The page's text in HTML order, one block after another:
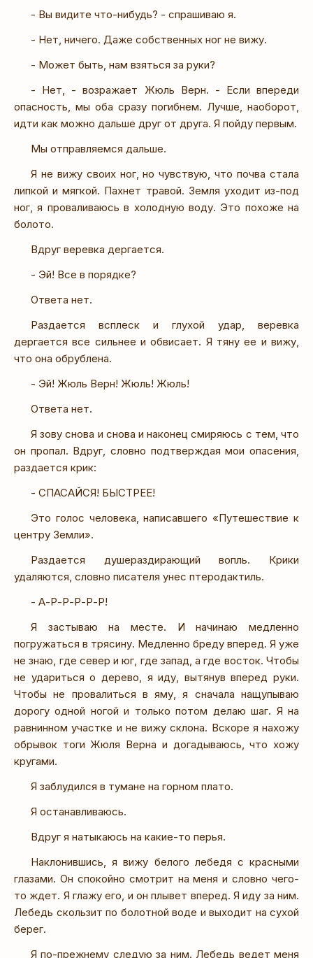
- Вы видите что-нибудь? - спрашиваю я.
- Нет, ничего. Даже собственных ног не вижу.
- Может быть, нам взяться за руки?
- Нет, - возражает Жюль Верн. - Если впереди
опасность, мы оба сразу погибнем. Лучше, наоборот,
идти как можно дальше друг от друга. Я пойду первым.
Мы отправляемся дальше.
Я не вижу своих ног, но чувствую, что почва стала
липкой и мягкой. Пахнет травой. Земля уходит из-под
ног, я проваливаюсь в холодную воду. Это похоже на
болото.
Вдруг веревка дергается.
- Эй! Все в порядке?
Ответа нет.
Раздается всплеск и глухой удар, веревка
дергается все сильнее и обвисает. Я тяну ее и вижу,
что она обрублена.
- Эй! Жюль Верн! Жюль! Жюль!
Ответа нет.
Я зову снова и снова и наконец смиряюсь с тем, что
он пропал. Вдруг, словно подтверждая мои опасения,
раздается крик:
- СПАСАЙСЯ! БЫСТРЕЕ!
Это голос человека, написавшего «Путешествие к
центру Земли».
Раздается душераздирающий вопль. Крики
удаляются, словно писателя унес птеродактиль.
- А-Р-Р-Р-Р-Р!
Я застываю на месте. И начинаю медленно
погружаться в трясину. Медленно бреду вперед. Я уже
не знаю, где север и юг, где запад, а где восток. Чтобы
не удариться о дерево, я иду, вытянув вперед руки.
Чтобы не провалиться в яму, я сначала нащупываю
дорогу одной ногой и только потом делаю шаг. Я на
равнинном участке и не вижу склона. Вскоре я нахожу
обрывок тоги Жюля Верна и догадываюсь, что хожу
кругами.
Я заблудился в тумане на горном плато.
Я останавливаюсь.
Вдруг я натыкаюсь на какие-то перья.
Наклонившись, я вижу белого лебедя с красными
глазами. Он спокойно смотрит на меня и словно чего-
то ждет. Я глажу его, и он плывет вперед. Я иду за ним.
Лебедь скользит по болотной воде и выходит на сухой
берег.
Я по-прежнему следую за ним. Лебедь ведет меня